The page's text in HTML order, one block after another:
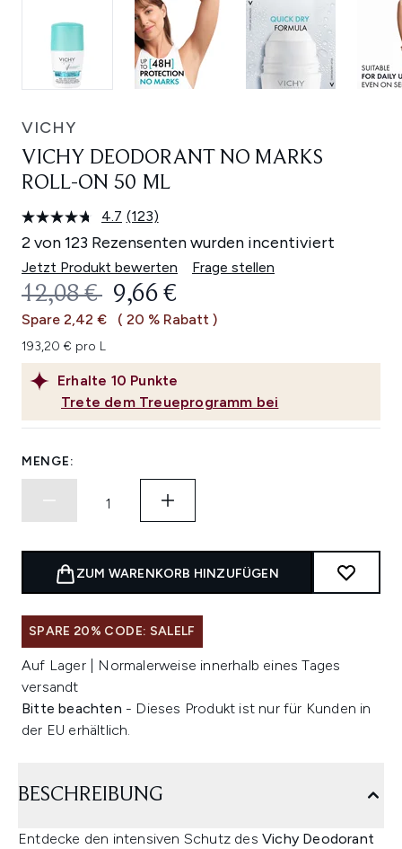
VICHY
VICHY DEODORANT NO MARKS
ROLL-ON 50 ML
4.7 123
Bewertungen
lesen.
Link
auf
derselben
Seite.
(123)
2 von 123 Rezensenten wurden incentiviert
Jetzt Produkt bewerten Frage stellen
Erhalte 10 Punkte
Trete dem Treueprogramm bei
UNVERBINDLICHE
12,08 € AKTUELLER PREIS:
9,66 €
Spare 2,42 € ( 20 % Rabatt )
193,20 € pro L
MENGE:
ZUM WARENKORB HINZUFÜGEN
SPARE 20% CODE: SALELF
Auf Lager | Normalerweise innerhalb eines Tages
versandt
Bitte beachten - Dieses Produkt ist nur für Kunden in
der EU erhältlich.
BESCHREIBUNG
Entdecke den intensiven Schutz des Vichy Deodorant